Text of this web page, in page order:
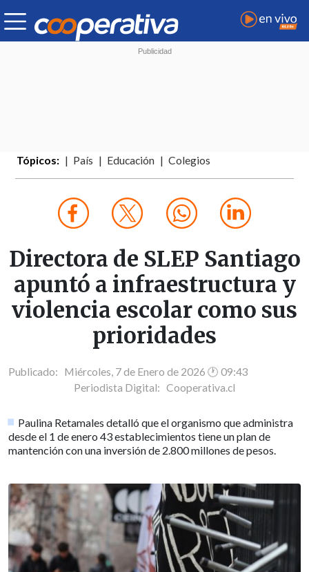
Tópicos: País Educación Colegios
Directora de SLEP Santiago
apuntó a infraestructura y
violencia escolar como sus
prioridades
Publicado: Miércoles, 7 de Enero de 2026 🕐 09:43
Periodista Digital: Cooperativa.cl
Paulina Retamales detalló que el organismo que administra
desde el 1 de enero 43 establecimientos tiene un plan de
mantención con una inversión de 2.800 millones de pesos.